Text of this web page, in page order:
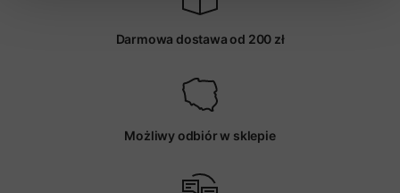
Darmowa dostawa od 200 zł
Możliwy odbiór w sklepie